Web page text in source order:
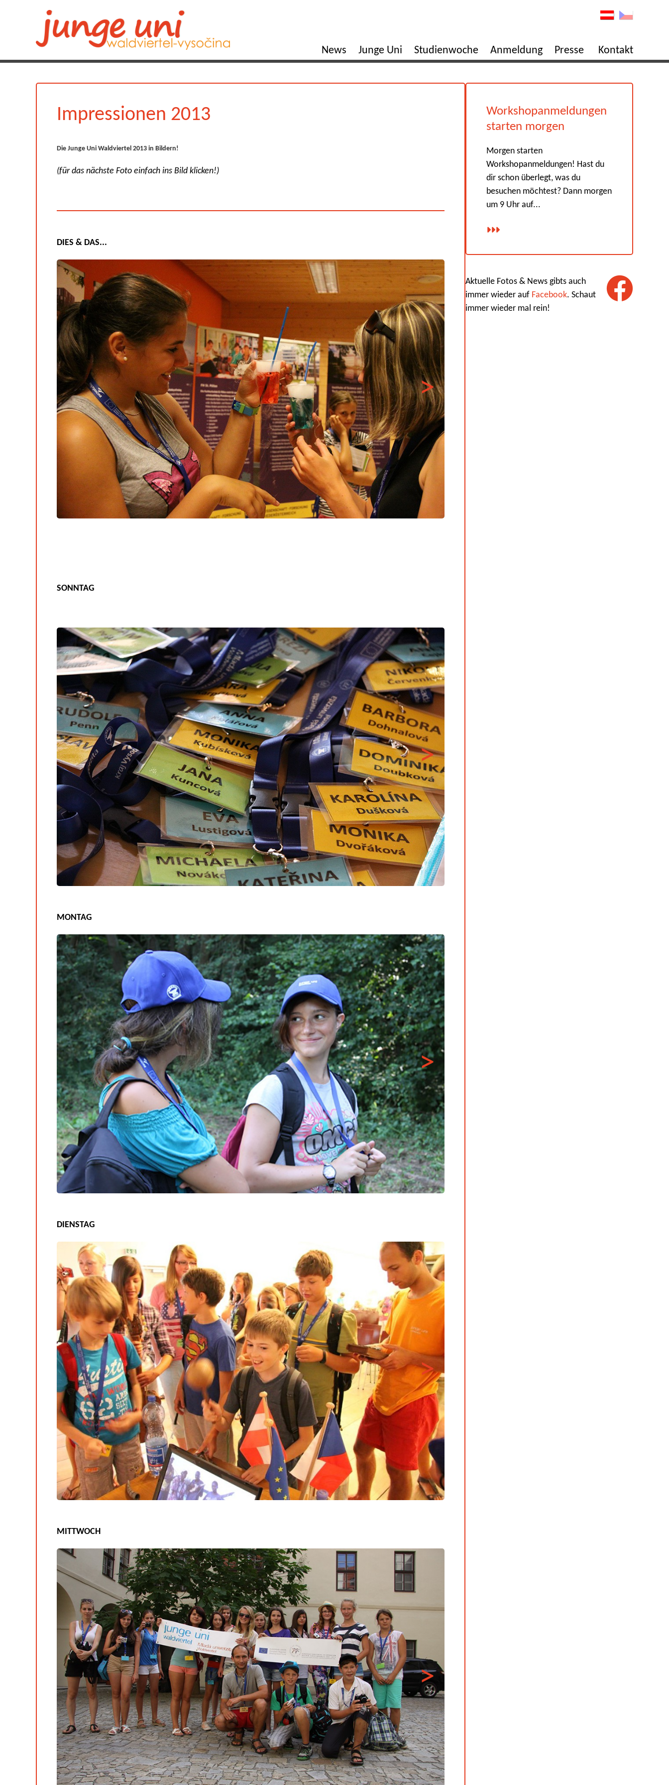
News Junge Uni Studienwoche Anmeldung Presse Kontakt
Impressionen 2013
Die Junge Uni Waldviertel 2013 in Bildern!
(für das nächste Foto einfach ins Bild klicken!)
DIES & DAS...
SONNTAG
MONTAG
DIENSTAG
MITTWOCH
Workshopanmeldungen
starten morgen
Morgen starten
Workshopanmeldungen! Hast du
dir schon überlegt, was du
besuchen möchtest? Dann morgen
um 9 Uhr auf...
Aktuelle Fotos & News gibts auch
immer wieder auf Facebook. Schaut
immer wieder mal rein!